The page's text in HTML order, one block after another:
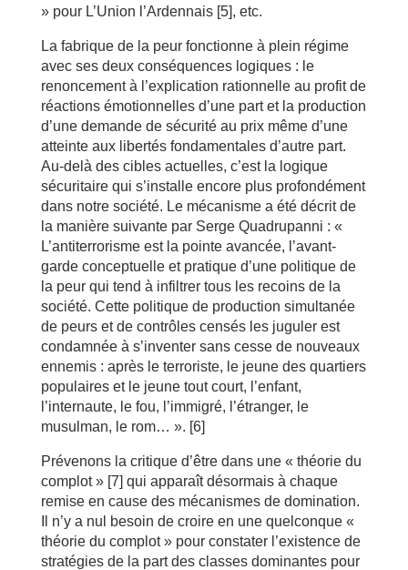
» pour L’Union l’Ardennais [5], etc.
La fabrique de la peur fonctionne à plein régime
avec ses deux conséquences logiques : le
renoncement à l’explication rationnelle au profit de
réactions émotionnelles d’une part et la production
d’une demande de sécurité au prix même d’une
atteinte aux libertés fondamentales d’autre part.
Au-delà des cibles actuelles, c’est la logique
sécuritaire qui s’installe encore plus profondément
dans notre société. Le mécanisme a été décrit de
la manière suivante par Serge Quadrupanni : «
L’antiterrorisme est la pointe avancée, l’avant-
garde conceptuelle et pratique d’une politique de
la peur qui tend à infiltrer tous les recoins de la
société. Cette politique de production simultanée
de peurs et de contrôles censés les juguler est
condamnée à s’inventer sans cesse de nouveaux
ennemis : après le terroriste, le jeune des quartiers
populaires et le jeune tout court, l’enfant,
l’internaute, le fou, l’immigré, l’étranger, le
musulman, le rom… ». [6]
Prévenons la critique d’être dans une « théorie du
complot » [7] qui apparaît désormais à chaque
remise en cause des mécanismes de domination.
Il n’y a nul besoin de croire en une quelconque «
théorie du complot » pour constater l’existence de
stratégies de la part des classes dominantes pour